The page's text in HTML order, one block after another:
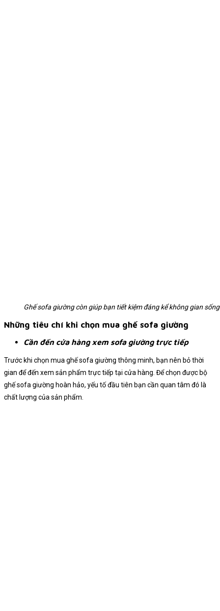
Ghế sofa giường còn giúp bạn tiết kiệm đáng kể không gian sống
Những tiêu chí khi chọn mua ghế sofa giường
Cần đến cửa hàng xem sofa giường trực tiếp
Trước khi chọn mua ghế sofa giường thông minh, bạn nên bỏ thời
gian để đến xem sản phẩm trực tiếp tại cửa hàng. Để chọn được bộ
ghế sofa giường hoàn hảo, yếu tố đầu tiên bạn cần quan tâm đó là
chất lượng của sản phẩm.